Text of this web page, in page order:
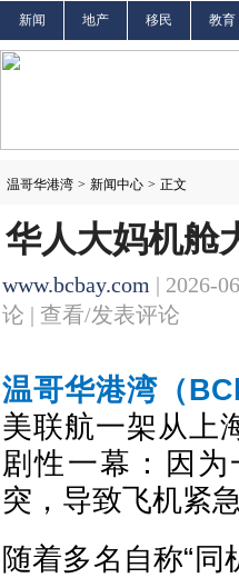
新闻 地产 移民 教育
温哥华港湾 > 新闻中心 > 正文
华人大妈机舱
www.bcbay.com | 2026-
论 | 查看/发表评论
温哥华港湾（
美联航一架从上
剧性一幕：因
突，导致飞机紧
随着多名自称“